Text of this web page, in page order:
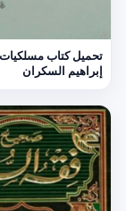
إبراهيم السكران